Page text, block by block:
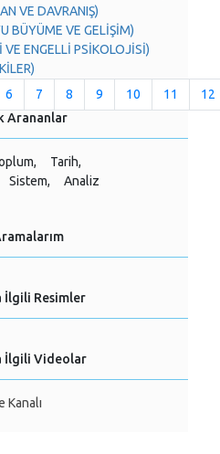
VE DAVRANIŞ)
BÜYÜME VE GELİŞİM)
ENGELLİ PSİKOLOJİSİ)
6 7 8 9 10 11
12
Arananlar
Tarih,
Sistem, Analiz
İlgili Resimler
İlgili Videolar
Kanalı